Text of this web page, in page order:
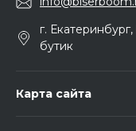
г.
бутик
Карта сайта